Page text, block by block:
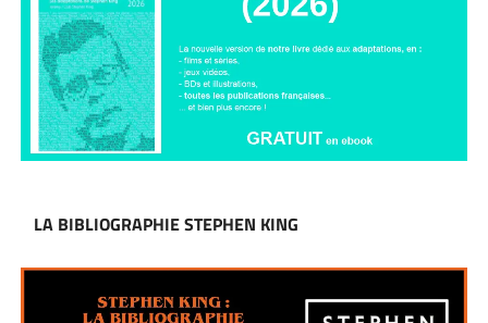
LA BIBLIOGRAPHIE STEPHEN KING